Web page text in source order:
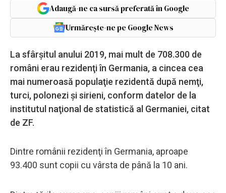
Adaugă-ne ca sursă preferată în Google
Urmărește-ne pe Google News
La sfârşitul anului 2019, mai mult de 708.300 de
români erau rezidenţi în Germania, a cincea cea
mai numeroasă populaţie rezidentă după nemţi,
turci, polonezi şi sirieni, conform datelor de la
institutul naţional de statistică al Germaniei, citat
de ZF.
Dintre românii rezidenţi în Germania, aproape
93.400 sunt copii cu vârsta de până la 10 ani.